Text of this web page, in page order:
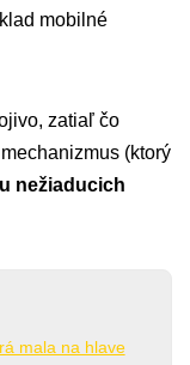
mobilné
zatiaľ čo
(ktorý
nežiaducich
mala na hlave